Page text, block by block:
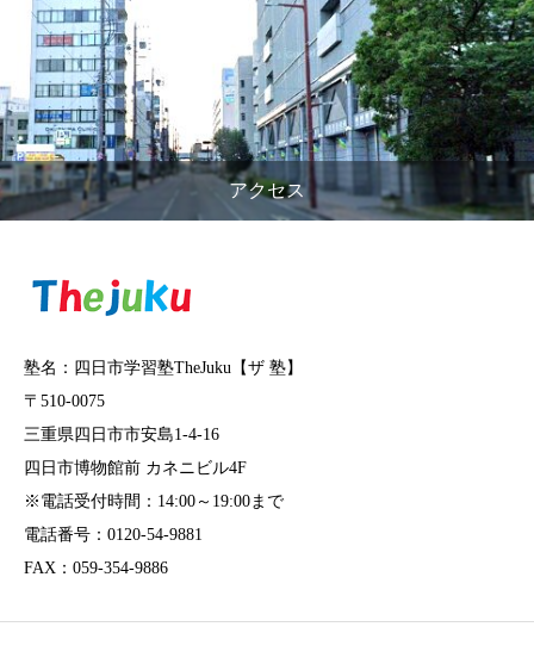
アクセス
塾名：四日市学習塾TheJuku【ザ 塾】
〒510-0075
三重県四日市市安島1-4-16
四日市博物館前 カネニビル4F
※電話受付時間：14:00～19:00まで
電話番号：0120-54-9881
FAX：059-354-9886